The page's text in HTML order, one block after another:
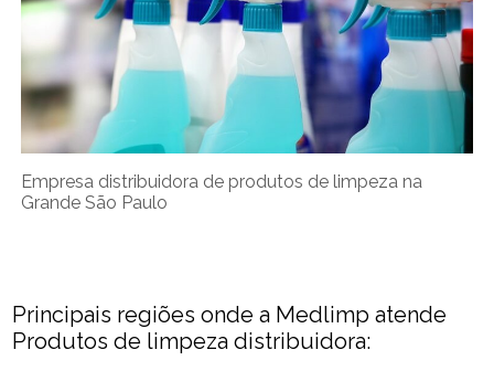
Empresa distribuidora de produtos de limpeza na
Grande São Paulo
Principais regiões onde a Medlimp atende
Produtos de limpeza distribuidora: